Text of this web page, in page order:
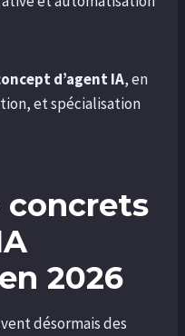
d’agent IA, en
et spécialisation
concrets
2026
désormais des